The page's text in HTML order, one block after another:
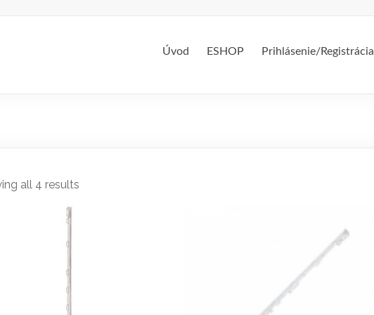
Úvod ESHOP Prihlásenie/Registrácia
all 4 results